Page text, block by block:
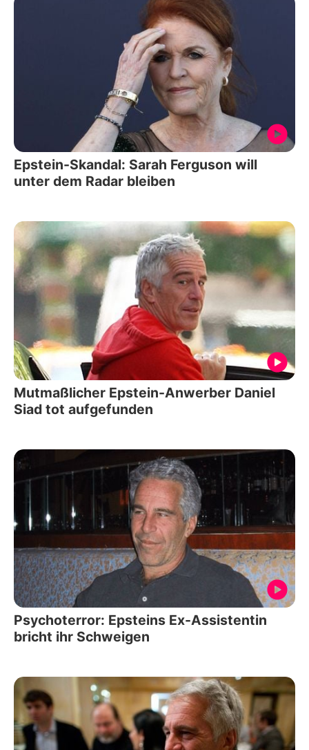
Epstein-Skandal: Sarah Ferguson will
unter dem Radar bleiben
Mutmaßlicher Epstein-Anwerber Daniel
Siad tot aufgefunden
Psychoterror: Epsteins Ex-Assistentin
bricht ihr Schweigen